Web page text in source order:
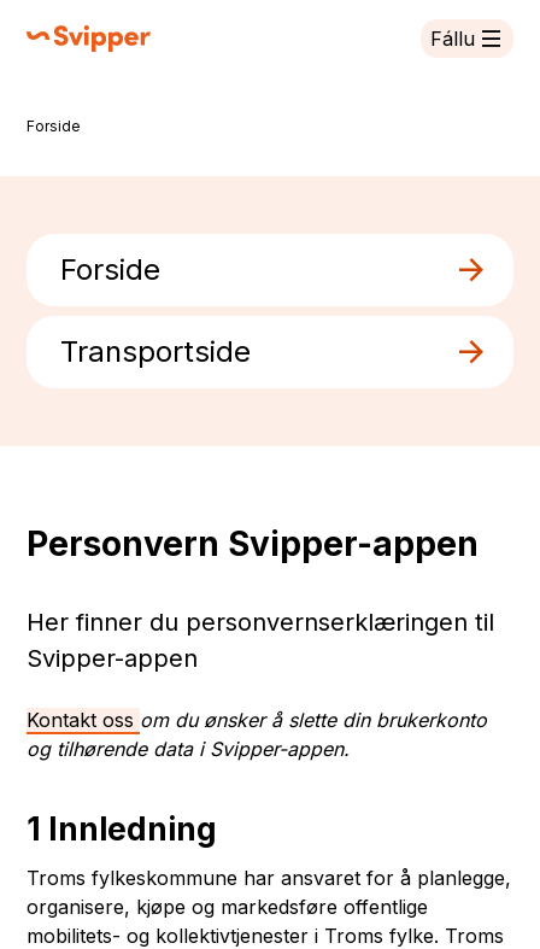
Fállu
Don leat dáppe:
Forside
Forside
Transportside
Personvern Svipper-appen
Her finner du personvernserklæringen til
Svipper-appen
Kontakt oss om du ønsker å slette din brukerkonto
og tilhørende data i Svipper-appen.
1 Innledning
Troms fylkeskommune har ansvaret for å planlegge,
organisere, kjøpe og markedsføre offentlige
mobilitets- og kollektivtjenester i Troms fylke. Troms